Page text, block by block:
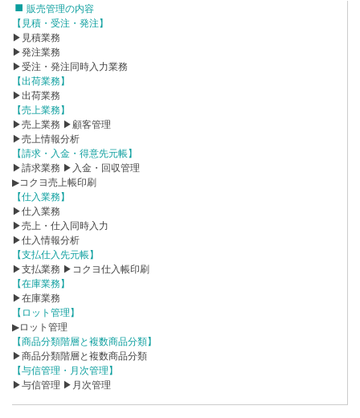
販売管理の内容
【見積・受注・発注】
▶見積業務
▶発注業務
▶受注・発注同時入力業務
【出荷業務】
▶出荷業務
【売上業務】
▶売上業務 ▶顧客管理
▶売上情報分析
【請求・入金・得意先元帳】
▶請求業務 ▶入金・回収管理
▶コクヨ売上帳印刷
【仕入業務】
▶仕入業務
▶売上・仕入同時入力
▶仕入情報分析
【支払仕入先元帳】
▶支払業務 ▶コクヨ仕入帳印刷
【在庫業務】
▶在庫業務
【ロット管理】
▶ロット管理
【商品分類階層と複数商品分類】
▶商品分類階層と複数商品分類
【与信管理・月次管理】
▶与信管理 ▶月次管理